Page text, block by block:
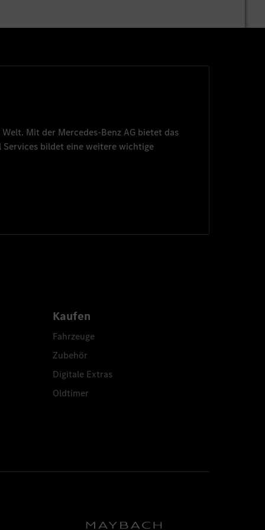
Mit der Mercedes-Benz AG bietet das
Services bildet eine weitere wichtige
Kaufen
Fahrzeuge
Zubehör
Digitale Extras
Oldtimer